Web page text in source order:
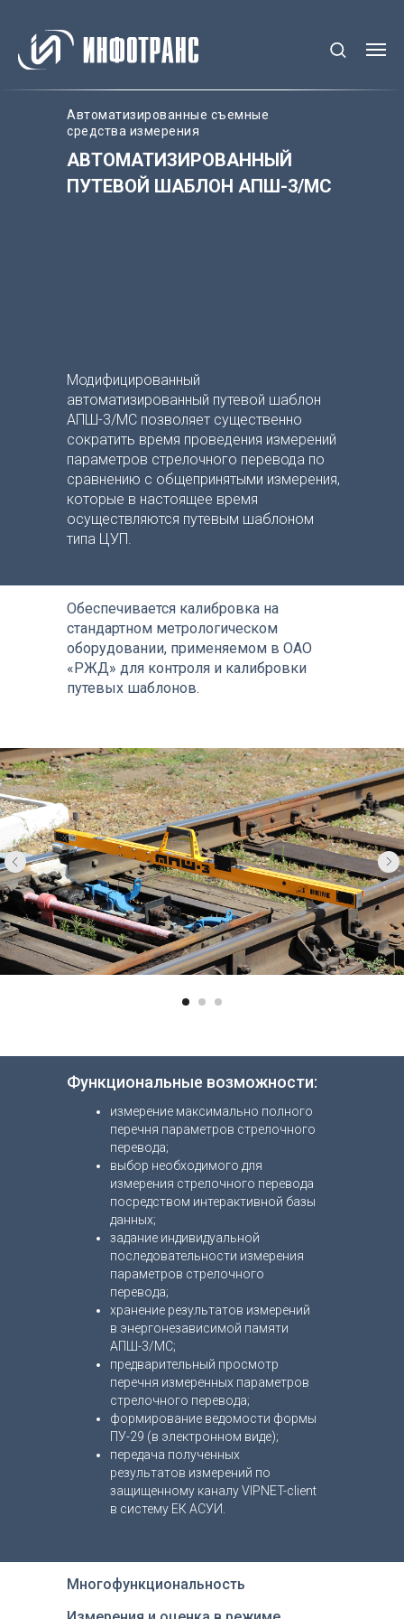
АВТОМАТИЗИРОВАННЫЙ
ПУТЕВОЙ ШАБЛОН АПШ-3/МС
Автоматизированные съемные
средства измерения
Модифицированный
автоматизированный путевой шаблон
АПШ-3/МС позволяет существенно
сократить время проведения измерений
параметров стрелочного перевода по
сравнению с общепринятыми измерения,
которые в настоящее время
осуществляются путевым шаблоном
типа ЦУП.
Обеспечивается калибровка на
стандартном метрологическом
оборудовании, применяемом в ОАО
«РЖД» для контроля и калибровки
путевых шаблонов.
измерение максимально полного
перечня параметров стрелочного
перевода;
выбор необходимого для
измерения стрелочного перевода
посредством интерактивной базы
данных;
задание индивидуальной
последовательности измерения
параметров стрелочного
перевода;
хранение результатов измерений
в энергонезависимой памяти
АПШ-3/МС;
предварительный просмотр
перечня измеренных параметров
стрелочного перевода;
формирование ведомости формы
ПУ-29 (в электронном виде);
передача полученных
результатов измерений по
защищенному каналу VIPNET-client
в систему ЕК АСУИ.
Функциональные возможности:
Многофункциональность